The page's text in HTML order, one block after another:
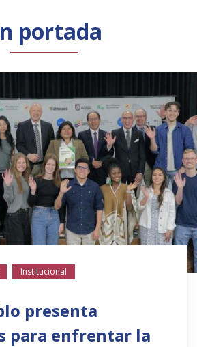
portada
Institucional
presenta
para enfrentar la